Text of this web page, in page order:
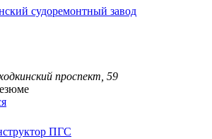
судоремонтный завод
проспект, 59
ПГС